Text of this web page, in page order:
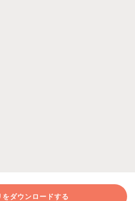
をダウンロードする